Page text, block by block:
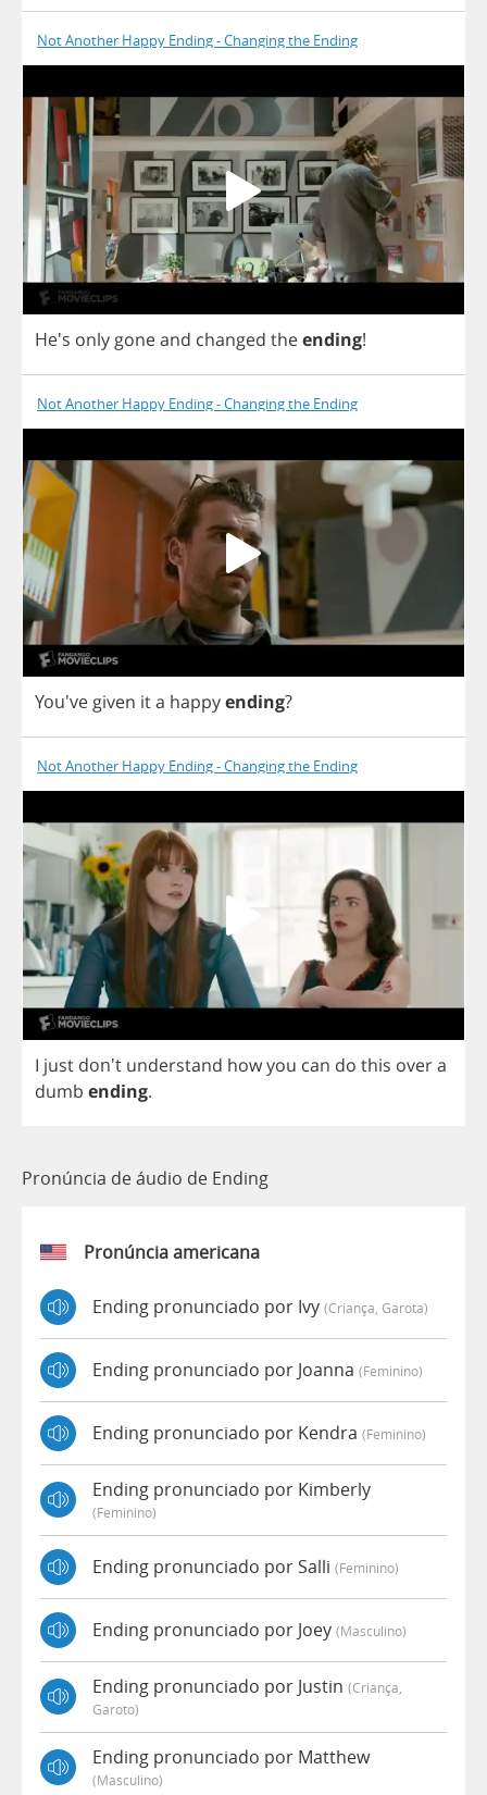
Not Another Happy Ending - Changing the Ending
He's only goneand changed theending!
Not Another Happy Ending - Changing the Ending
You've given ita happyending?
Not Another Happy Ending - Changing the Ending
I just don't understand howyou can do this overa
dumb ending.
Pronúncia de áudio de Ending
Pronúncia americana
Ending pronunciado por Ivy (criança, Garota)
Ending pronunciado por Joanna (feminino)
Ending pronunciado por Kendra (feminino)
Ending pronunciado por Kimberly
(feminino)
Ending pronunciado por Salli (feminino)
Ending pronunciado por Joey (masculino)
Ending pronunciado por Justin (criança,
Garoto)
Ending pronunciado por Matthew
(masculino)